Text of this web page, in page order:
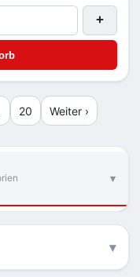
+
20 Weiter ›